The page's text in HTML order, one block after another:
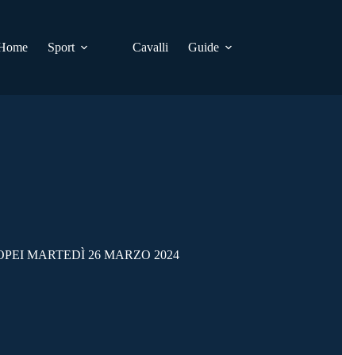
Sport Cavalli Guide
MARTEDÌ 26 MARZO 2024